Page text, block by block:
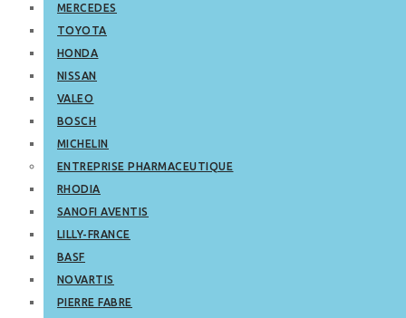
MERCEDES
TOYOTA
HONDA
NISSAN
VALEO
BOSCH
MICHELIN
ENTREPRISE PHARMACEUTIQUE
RHODIA
SANOFI AVENTIS
LILLY-FRANCE
BASF
NOVARTIS
PIERRE FABRE